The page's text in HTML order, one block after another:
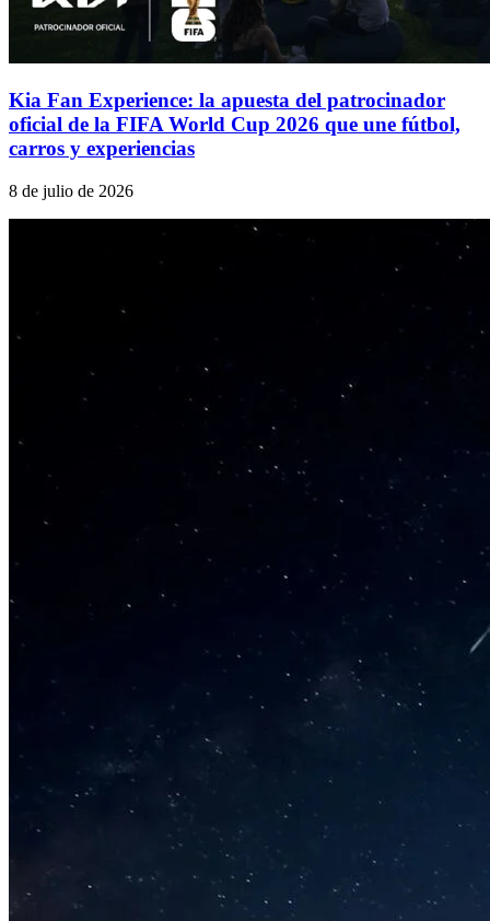
Kia Fan Experience: la apuesta del patrocinador
oficial de la FIFA World Cup 2026 que une fútbol,
carros y experiencias
8 de julio de 2026